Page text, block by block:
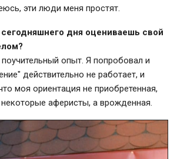
эти люди меня простят.
дня оцениваешь свой
опыт. Я попробовал и
действительно не работает, и
моя ориентация не приобретенная,
аферисты, а врожденная.